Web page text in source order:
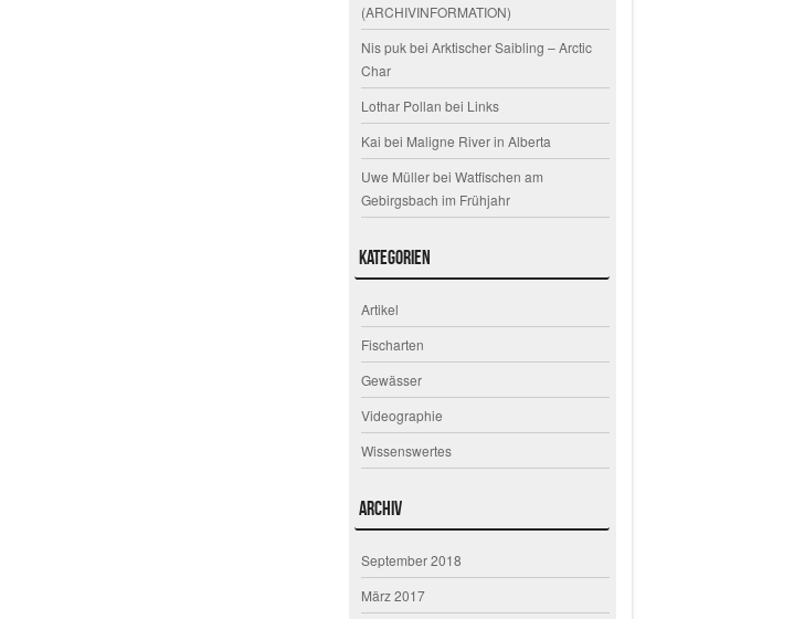
(ARCHIVINFORMATION)
Nis pukbeiArktischer Saibling – Arctic
Char
Lothar Pollan bei Links
Kai bei Maligne River in Alberta
Uwe MüllerbeiWatfischen am
Gebirgsbach im Frühjahr
Kategorien
Artikel
Fischarten
Gewässer
Videographie
Wissenswertes
Archiv
September 2018
März 2017